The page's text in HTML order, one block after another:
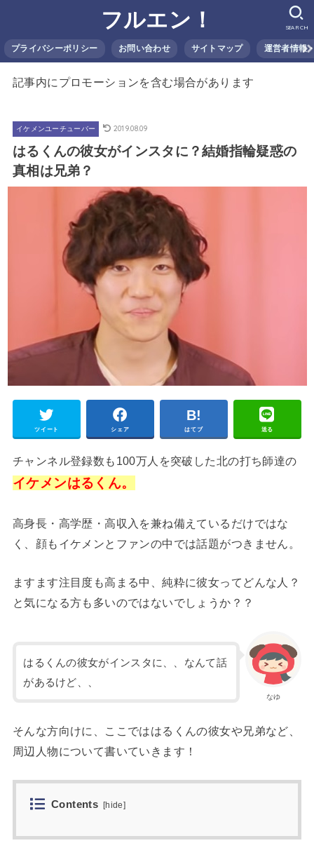
フルエン！
プライバシーポリシー お問い合わせ サイトマップ 運営者情報
SEARCH
記事内にプロモーションを含む場合があります
イケメンユーチューバー 2019.08.09
はるくんの彼女がインスタに？結婚指輪疑惑の
真相は兄弟？
ツイート シェア はてブ 送る
チャンネル登録数も100万人を突破した北の打ち師達の
イケメンはるくん。
高身長・高学歴・高収入を兼ね備えているだけではな
く、顔もイケメンとファンの中では話題がつきません。
ますます注目度も高まる中、純粋に彼女ってどんな人？
と気になる方も多いのではないでしょうか？？
なゆ
はるくんの彼女がインスタに、、なんて話
があるけど、、
そんな方向けに、ここでははるくんの彼女や兄弟など、
周辺人物について書いていきます！
Contents [hide]